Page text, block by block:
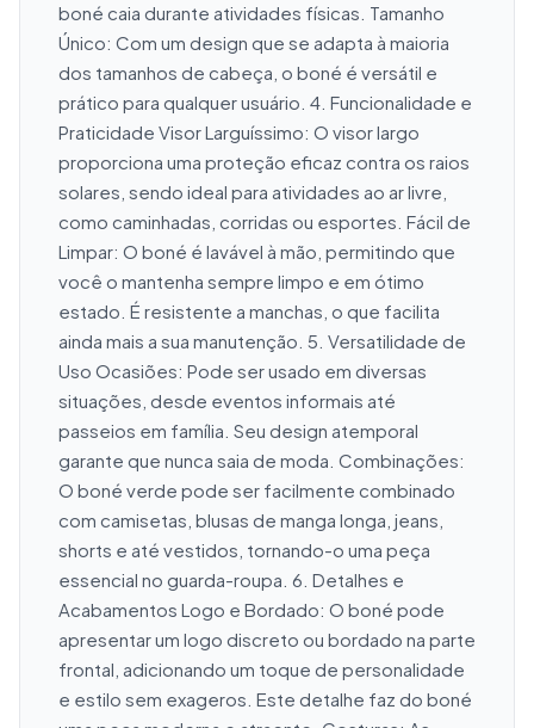
boné caia durante atividades físicas. Tamanho
Único: Com um design que se adapta à maioria
dos tamanhos de cabeça, o boné é versátil e
prático para qualquer usuário. 4. Funcionalidade e
Praticidade Visor Larguíssimo: O visor largo
proporciona uma proteção eficaz contra os raios
solares, sendo ideal para atividades ao ar livre,
como caminhadas, corridas ou esportes. Fácil de
Limpar: O boné é lavável à mão, permitindo que
você o mantenha sempre limpo e em ótimo
estado. É resistente a manchas, o que facilita
ainda mais a sua manutenção. 5. Versatilidade de
Uso Ocasiões: Pode ser usado em diversas
situações, desde eventos informais até
passeios em família. Seu design atemporal
garante que nunca saia de moda. Combinações:
O boné verde pode ser facilmente combinado
com camisetas, blusas de manga longa, jeans,
shorts e até vestidos, tornando-o uma peça
essencial no guarda-roupa. 6. Detalhes e
Acabamentos Logo e Bordado: O boné pode
apresentar um logo discreto ou bordado na parte
frontal, adicionando um toque de personalidade
e estilo sem exageros. Este detalhe faz do boné